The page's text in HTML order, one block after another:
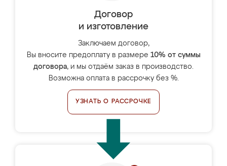
Договор
и изготовление
Заключаем договор,
Вы вносите предоплату в размере 10% от суммы
договора, и мы отдаём заказ в производство.
Возможна оплата в рассрочку без %.
УЗНАТЬ О РАССРОЧКЕ